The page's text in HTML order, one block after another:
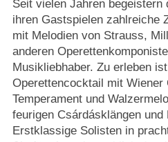
Seit vielen Jahren
ihren Gastspielen zahlreiche
mit Melodien von Strauss,
anderen
Musikliebhaber. Zu erleben
Operettencocktail mit Wiener
Temperament und
feurigen Csárdásklängen
Erstklassige Solisten in